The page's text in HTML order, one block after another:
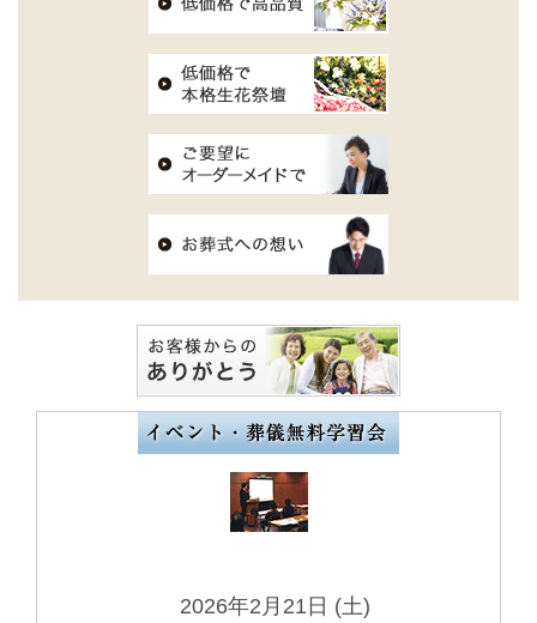
2026年2月21日 (土)